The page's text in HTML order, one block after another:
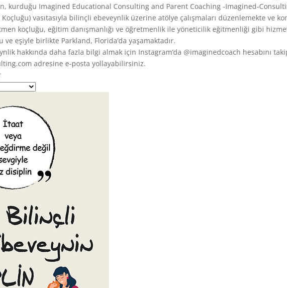
kurduğu Imagined Educational Consulting and Parent Coaching -Imagined-
Koçluğu) vasıtasıyla bilinçli ebeveynlik üzerine atölye çalışmaları düzenlemekte ve
koçluğu, eğitim danışmanlığı ve öğretmenlik ile yöneticilik eğitmenliği gibi
ve eşiyle birlikte Parkland, Florida’da yaşamaktadır.
hakkında daha fazla bilgi almak için Instagram’da @imaginedcoach hesabını
adresine e-posta yollayabilirsiniz.